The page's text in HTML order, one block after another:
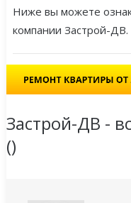
Ниже вы можете
компании Застрой-ДВ.
Застрой-ДВ -
()